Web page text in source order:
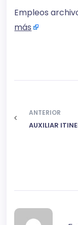
Empleos
más
ANTERIOR
AUXILIAR